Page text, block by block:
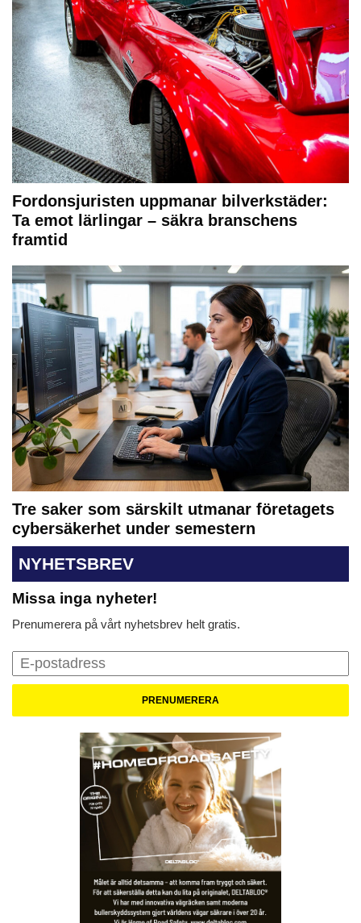
Fordonsjuristen uppmanar bilverkstäder:
Ta emot lärlingar – säkra branschens
framtid
Tre saker som särskilt utmanar företagets
cybersäkerhet under semestern
NYHETSBREV
Missa inga nyheter!
Prenumerera på vårt nyhetsbrev helt gratis.